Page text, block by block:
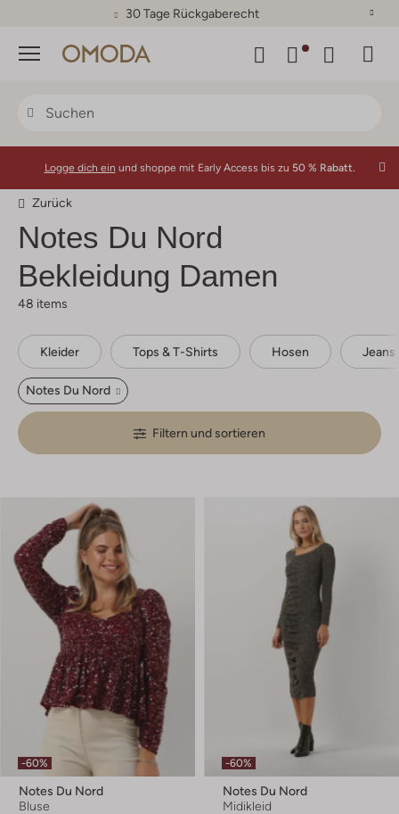
30 Tage Rückgaberecht
Menü
Logge dich ein und shoppe mit Early Access bis zu 50 % Rabatt.
Zurück
Notes Du Nord
Bekleidung Damen
48 items
Kleider Tops & T-Shirts Hosen Jeans
Notes Du Nord
Filtern und sortieren
-60%
Notes Du Nord
Bluse
-60%
Notes Du Nord
Midikleid